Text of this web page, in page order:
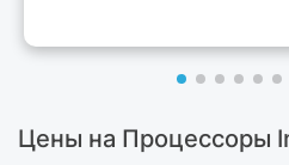
Цены на Процессоры